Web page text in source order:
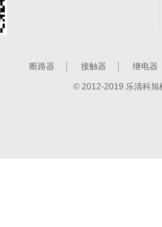
断路器 接触器 继电器
© 2012-2019 乐清科旭